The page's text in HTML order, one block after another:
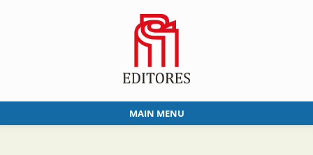
MAIN MENU